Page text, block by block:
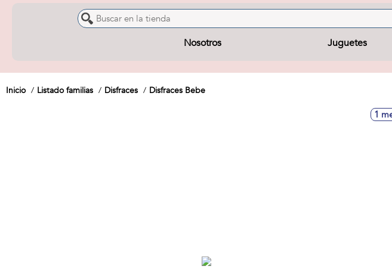
Nosotros Juguetes
Inicio Listado familias Disfraces Disfraces Bebe
1